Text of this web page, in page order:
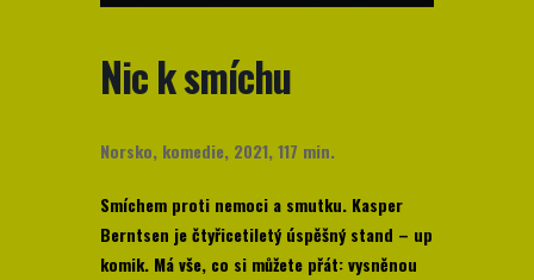
Nic k smíchu
Norsko, komedie, 2021, 117 min.
Smíchem proti nemoci a smutku. Kasper
Berntsen je čtyřicetiletý úspěšný stand – up
komik. Má vše, co si můžete přát: vysněnou